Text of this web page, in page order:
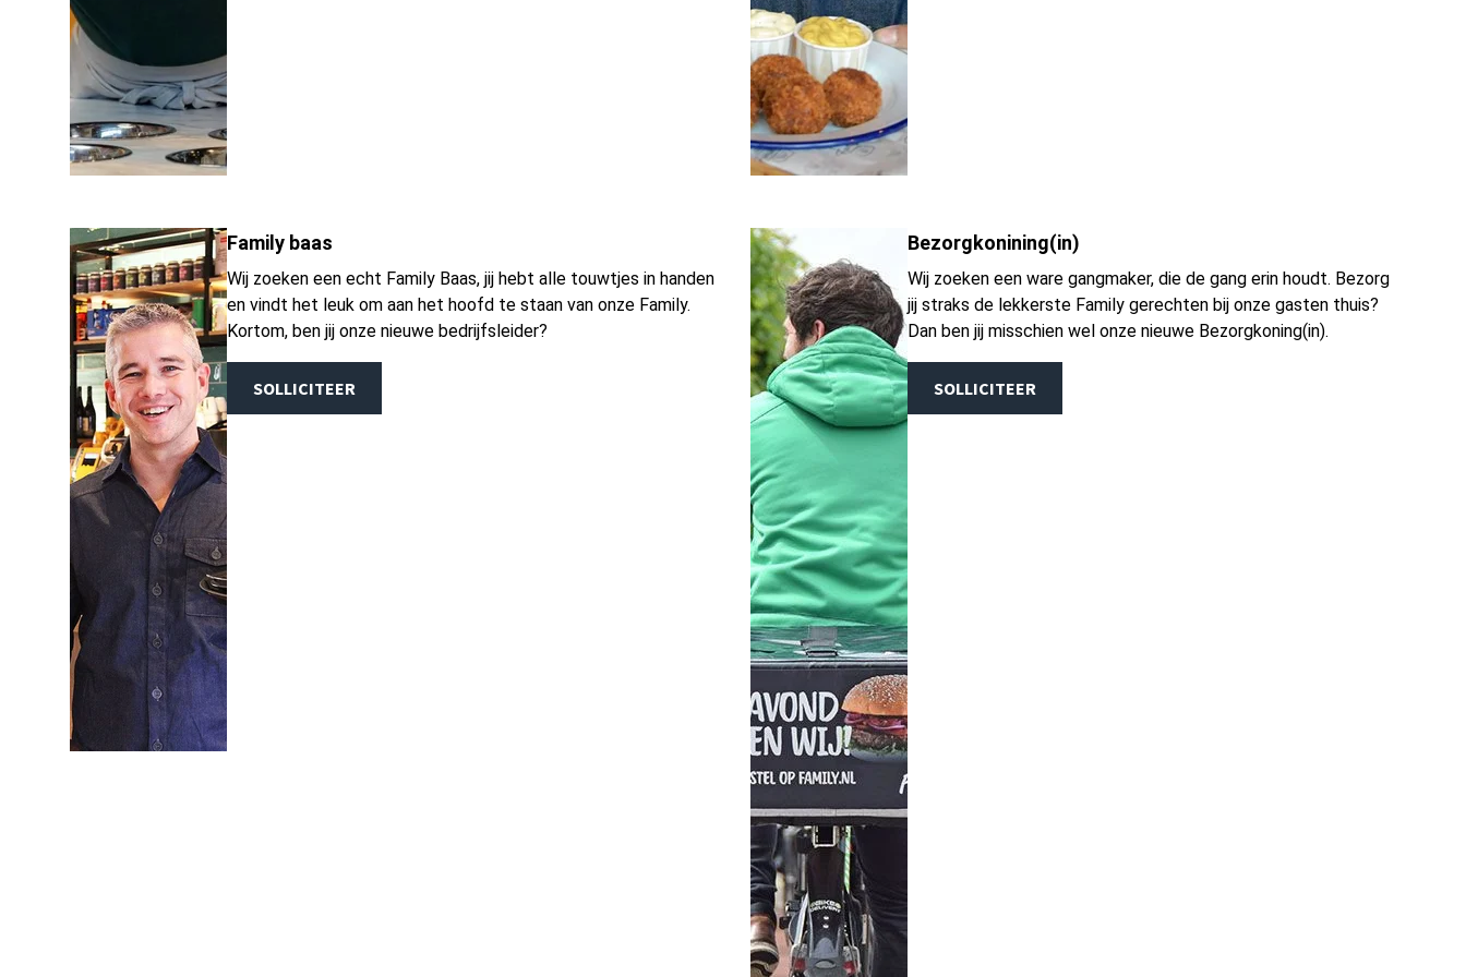
Family baas
Wij zoeken een echt Family Baas, jij hebt alle touwtjes in handen
en vindt het leuk om aan het hoofd te staan van onze Family.
Kortom, ben jij onze nieuwe bedrijfsleider?
SOLLICITEER
Bezorgkonining(in)
Wij zoeken een ware gangmaker, die de gang erin houdt. Bezorg
jij straks de lekkerste Family gerechten bij onze gasten thuis?
Dan ben jij misschien wel onze nieuwe Bezorgkoning(in).
SOLLICITEER